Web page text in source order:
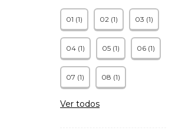
01 (1) 02 (1) 03 (1)
04 (1) 05 (1) 06 (1)
07 (1) 08 (1)
Ver todos